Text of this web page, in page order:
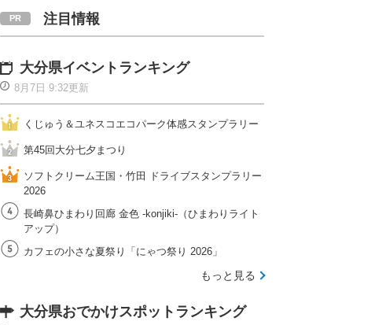
注目情報
大分県イベントランキング
8月7日 9:32更新
くじゅう＆ユネスコエコパーク体感スタンプラリー
第45回大分七夕まつり
ソフトクリーム王国・竹田 ドライブスタンプラリー
2026
長崎鼻ひまわり回廊 金色 -konjiki-（ひまわりライト
アップ）
カフェの小さな夏祭り「にゃつ祭り 2026」
もっと見る
大分県おでかけスポットランキング